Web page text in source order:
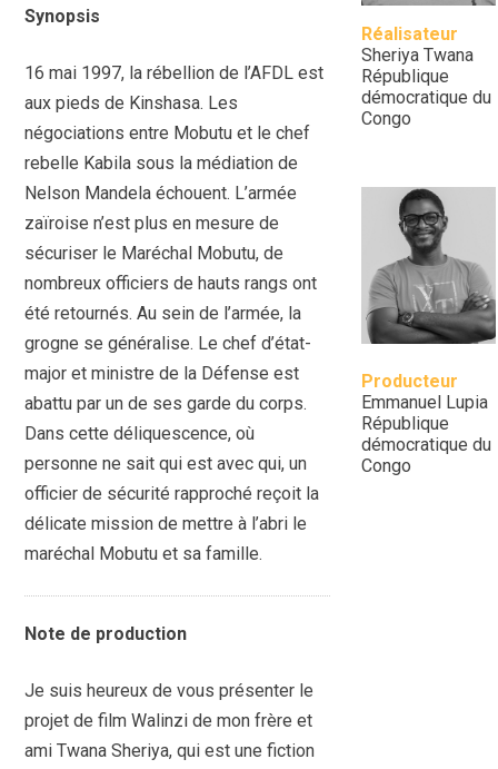
Synopsis
16 mai 1997, la rébellion de l’AFDL est
aux pieds de Kinshasa. Les
négociations entre Mobutu et le chef
rebelle Kabila sous la médiation de
Nelson Mandela échouent. L’armée
zaïroise n’est plus en mesure de
sécuriser le Maréchal Mobutu, de
nombreux officiers de hauts rangs ont
été retournés. Au sein de l’armée, la
grogne se généralise. Le chef d’état-
major et ministre de la Défense est
abattu par un de ses garde du corps.
Dans cette déliquescence, où
personne ne sait qui est avec qui, un
officier de sécurité rapproché reçoit la
délicate mission de mettre à l’abri le
maréchal Mobutu et sa famille.
Note de production
Je suis heureux de vous présenter le
projet de film Walinzi de mon frère et
ami Twana Sheriya, qui est une fiction
Réalisateur
Sheriya Twana
République
démocratique du
Congo
Producteur
Emmanuel Lupia
République
démocratique du
Congo